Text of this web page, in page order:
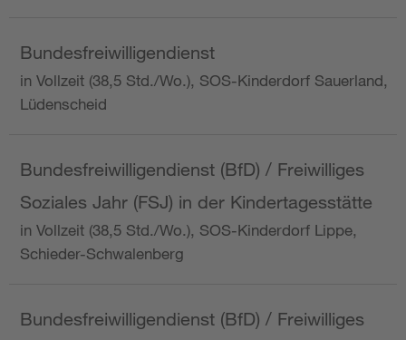
Bundesfreiwilligendienst
in Vollzeit (38,5 Std./Wo.), SOS-Kinderdorf Sauerland,
Lüdenscheid
Bundesfreiwilligendienst (BfD) / Freiwilliges
Soziales Jahr (FSJ) in der Kindertagesstätte
in Vollzeit (38,5 Std./Wo.), SOS-Kinderdorf Lippe,
Schieder-Schwalenberg
Bundesfreiwilligendienst (BfD) / Freiwilliges